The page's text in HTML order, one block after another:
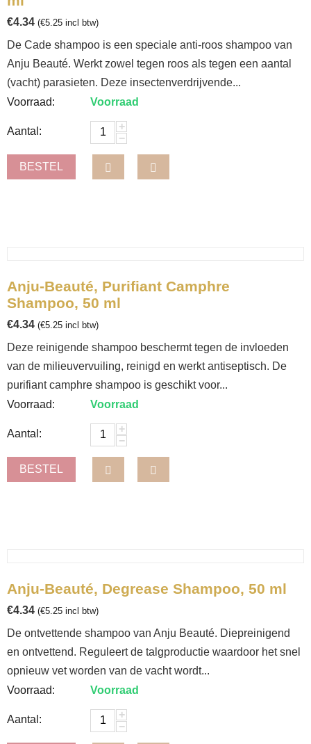
€4.34 (€5.25 incl btw)
De Cade shampoo is een speciale anti-roos shampoo van
Anju Beauté. Werkt zowel tegen roos als tegen een aantal
(vacht) parasieten. Deze insectenverdrijvende...
Voorraad:
Voorraad
Aantal:
+
−
BESTEL
Anju-Beauté, Purifiant Camphre
Shampoo, 50 ml
€4.34 (€5.25 incl btw)
Deze reinigende shampoo beschermt tegen de invloeden
van de milieuvervuiling, reinigd en werkt antiseptisch. De
purifiant camphre shampoo is geschikt voor...
Voorraad:
Voorraad
Aantal:
+
−
BESTEL
Anju-Beauté, Degrease Shampoo, 50 ml
€4.34 (€5.25 incl btw)
De ontvettende shampoo van Anju Beauté. Diepreinigend
en ontvettend. Reguleert de talgproductie waardoor het snel
opnieuw vet worden van de vacht wordt...
Voorraad:
Voorraad
Aantal:
+
−